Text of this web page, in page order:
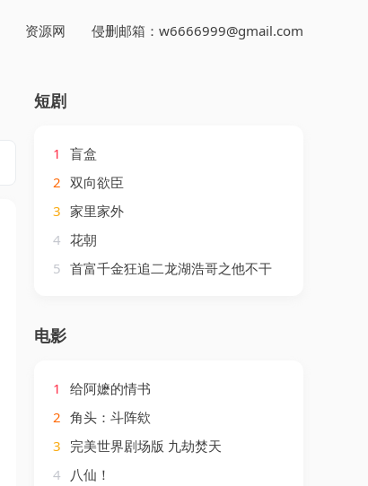
资源网 侵删邮箱：w6666999@gmail.com
短剧
1
盲盒
2 双向欲臣
3 家里家外
4 花朝
5 首富千金狂追二龙湖浩哥之他不干
电影
1
给阿嬷的情书
2 角头：斗阵欸
3 完美世界剧场版 九劫焚天
4
八仙！